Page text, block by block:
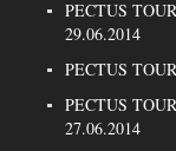
PECTUS
29.06.2014
PECTUS
PECTUS
27.06.2014